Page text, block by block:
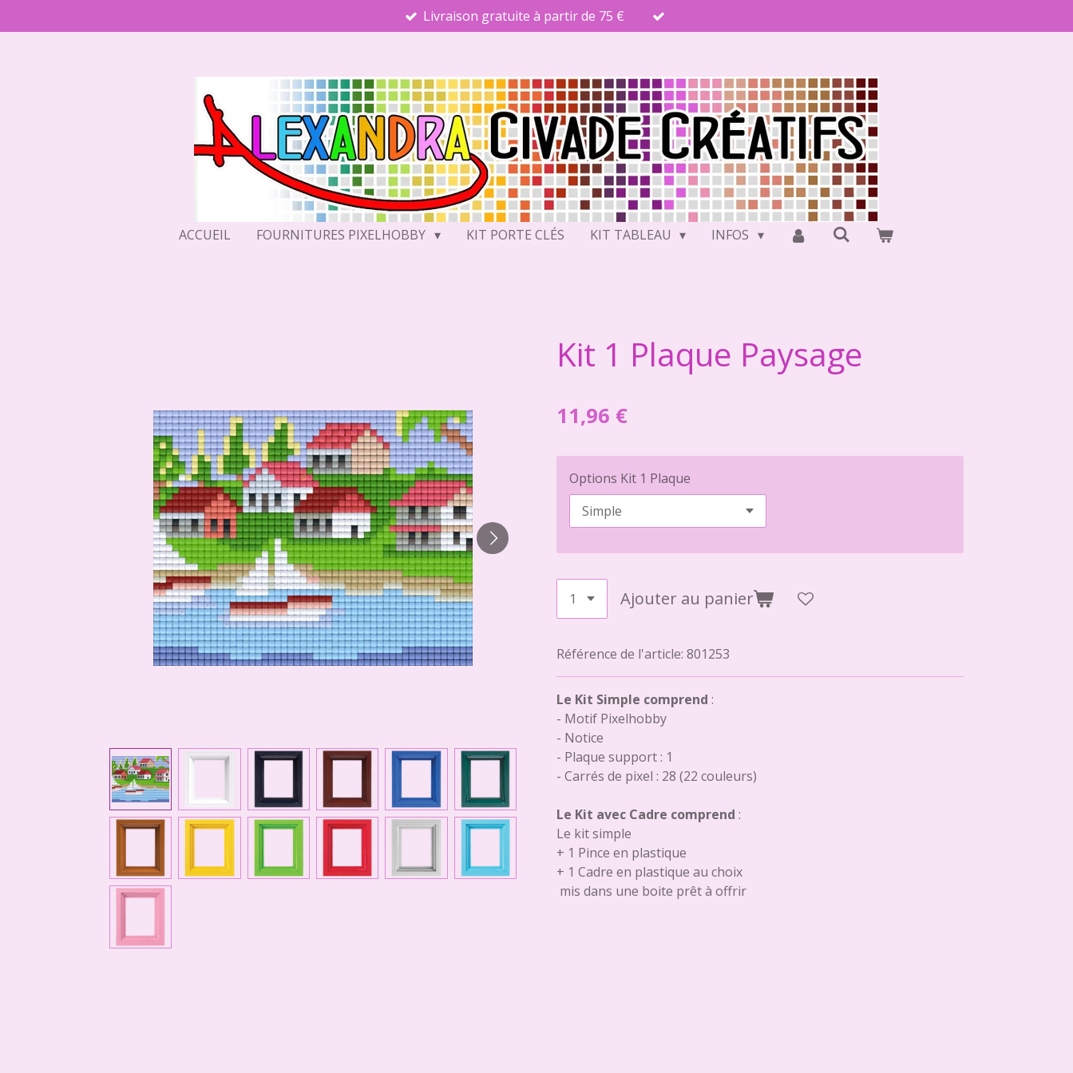
au
Livraison gratuite à partir de 75 €
ACCUEIL FOURNITURES PIXELHOBBY KIT PORTE CLÉS KIT TABLEAU INFOS
Kit 1 Plaque Paysage
11,96 €
Options Kit 1 Plaque
Ajouter au panier
Référence de l'article: 801253
Le Kit Simple comprend :
- Motif Pixelhobby
- Notice
- Plaque support : 1
- Carrés de pixel : 28 (22 couleurs)
Le Kit avec Cadre comprend :
Le kit simple
+ 1 Pince en plastique
+ 1 Cadre en plastique au choix
mis dans une boite prêt à offrir